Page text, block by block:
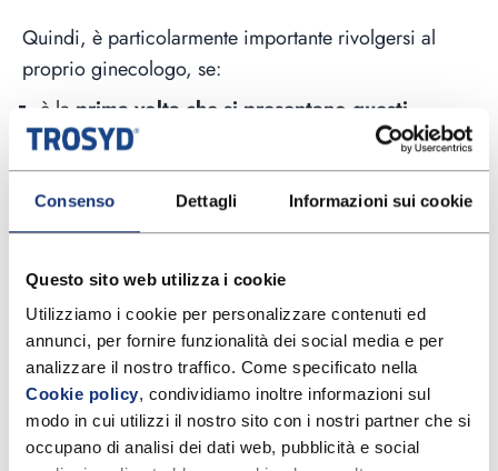
Consenso Dettagli Informazioni sui cookie
Questo sito web utilizza i cookie
Utilizziamo i cookie per personalizzare contenuti ed
annunci, per fornire funzionalità dei social media e per
Cookie policy, condividiamo inoltre informazioni sul
modo in cui utilizzi il nostro sito con i nostri partner che si
occupano di analisi dei dati web, pubblicità e social
Quindi, è particolarmente importante rivolgersi al
proprio ginecologo, se:
è la prima volta che si presentano questi
sintomi;
compaionosintomi più gravidi quelli riportati, ad
esempio febbre, dolore pelvico intenso o
sanguinamento;
trattamenti;
isintomi sono ricorrentie sempre più frequenti;
si èincintao si sospetta di esserlo;
si ha una storia di diabete, di sistema immunitario
compromesso o altrecondizioni mediche
sottostanti.